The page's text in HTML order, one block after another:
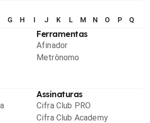
G H I J K L M N O P Q
Ferramentas
Afinador
Metrônomo
Assinaturas
Cifra Club PRO
Cifra Club Academy